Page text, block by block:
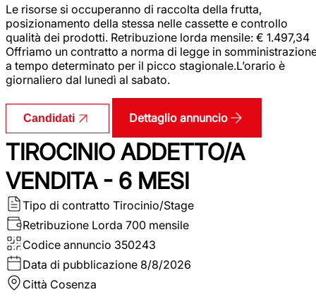
Le risorse si occuperanno di raccolta della frutta,
posizionamento della stessa nelle cassette e controllo
qualità dei prodotti. Retribuzione lorda mensile: € 1.497,34
Offriamo un contratto a norma di legge in
a tempo determinato per il picco stagionale.L’orario è
giornaliero dal lunedì al sabato.
Candidati Dettaglio annuncio
TIROCINIO ADDETTO/A
VENDITA - 6 MESI
Tipo di contratto Tirocinio/Stage
Retribuzione Lorda 700 mensile
Codice annuncio 350243
Data di pubblicazione 8/8/2026
Città Cosenza